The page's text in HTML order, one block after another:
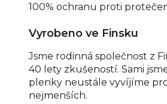
100% ochranu proti
Vyrobeno ve Finsku
Jsme rodinná společnost z
40 lety zkušeností. Sami
plenky neustále vyvíjíme
nejmenších.